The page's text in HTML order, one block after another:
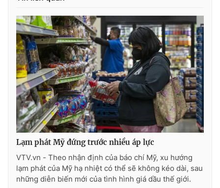
thông tin từ website này.
Lạm phát Mỹ đứng trước nhiều áp lực
VTV.vn - Theo nhận định của báo chí Mỹ, xu hướng
lạm phát của Mỹ hạ nhiệt có thể sẽ không kéo dài, sau
những diễn biến mới của tình hình giá dầu thế giới.